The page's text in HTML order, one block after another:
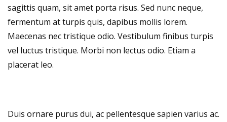
sagittis quam, sit amet porta risus. Sed nunc neque,
fermentum at turpis quis, dapibus mollis lorem.
Maecenas nec tristique odio. Vestibulum finibus turpis
vel luctus tristique. Morbi non lectus odio. Etiam a
placerat leo.
Duis ornare purus dui, ac pellentesque sapien varius ac.